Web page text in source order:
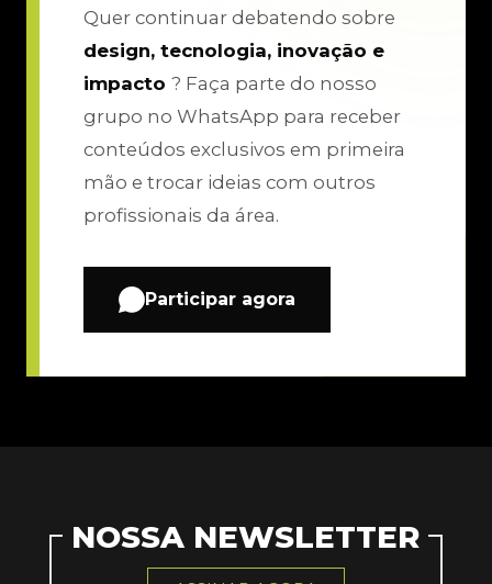
Quer continuar debatendo sobre
design, tecnologia, inovação e
impacto ? Faça parte do nosso
grupo no WhatsApp para receber
conteúdos exclusivos em primeira
mão e trocar ideias com outros
profissionais da área.
Participar agora
NOSSA NEWSLETTER